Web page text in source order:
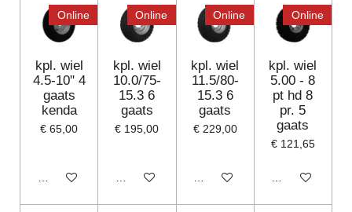
Online
kpl. wiel
4.5-10" 4
gaats
kenda
€ 65,00
In winkelwagen
Online
kpl. wiel
10.0/75-
15.3 6
gaats
€ 195,00
In winkelwagen
Online
kpl. wiel
11.5/80-
15.3 6
gaats
€ 229,00
In winkelwagen
Online
kpl. wiel
5.00 - 8
pt hd 8
pr. 5
gaats
€ 121,65
In winkelwagen